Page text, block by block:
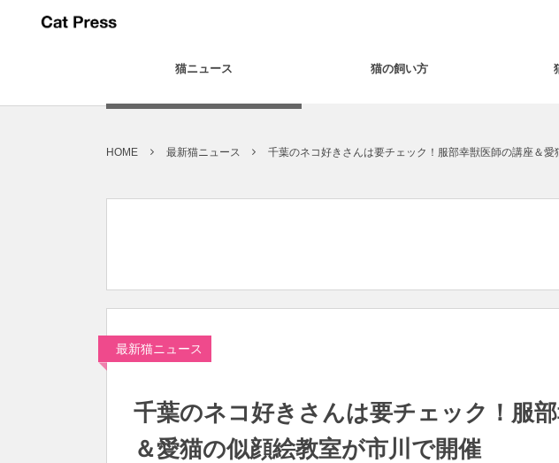
猫ニュース 猫の飼い方
HOME 最新猫ニュース 千葉のネコ好きさんは要チェック！服部幸獣医師の講座＆
最新猫ニュース
千葉のネコ好きさんは要チェック！服
＆愛猫の似顔絵教室が市川で開催